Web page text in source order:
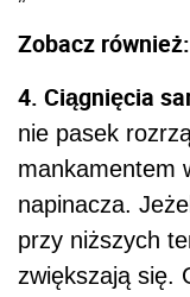
Zobacz również:
4. Ciągnięcia
nie pasek
mankamentem
napinacza.
przy niższych
zwiększają się.